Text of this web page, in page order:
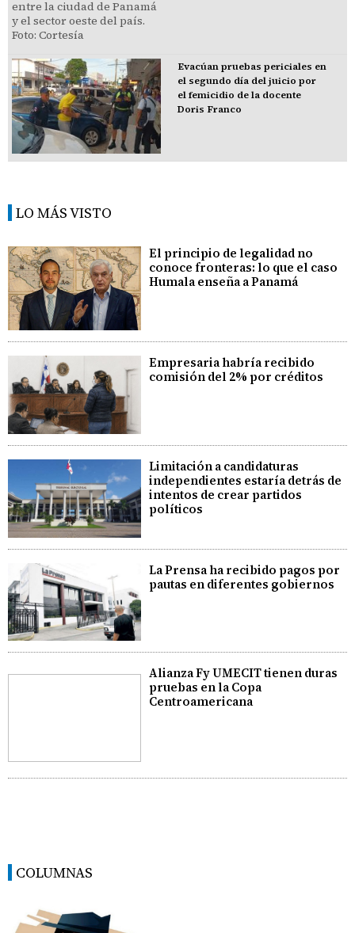
Evacúan pruebas periciales en
el segundo día del juicio por
el femicidio de la docente
Doris Franco
LO MÁS VISTO
El principio de legalidad no
conoce fronteras: lo que el caso
Humala enseña a Panamá
Empresaria habría recibido
comisión del 2% por créditos
Limitación a candidaturas
independientes estaría detrás de
intentos de crear partidos
políticos
La Prensa ha recibido pagos por
pautas en diferentes gobiernos
Alianza Fy UMECIT tienen duras
pruebas en la Copa
Centroamericana
COLUMNAS